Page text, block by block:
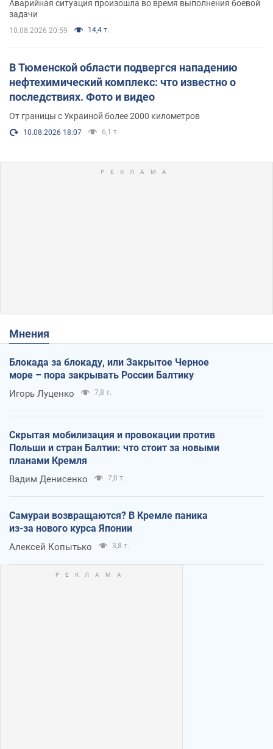
Аварийная ситуация произошла во время выполнения боевой
задачи
10.08.2026 20:59 14,4 т.
В Тюменской области подвергся нападению
нефтехимический комплекс: что известно о
последствиях. Фото и видео
От границы с Украиной более 2000 километров
10.08.2026 18:07 6,1 т.
Мнения
Блокада за блокаду, или Закрытое Черное
море – пора закрывать России Балтику
Игорь Луценко 7,8 т.
Скрытая мобилизация и провокации против
Польши и стран Балтии: что стоит за новыми
планами Кремля
Вадим Денисенко 7,0 т.
Самураи возвращаются? В Кремле паника
из-за нового курса Японии
Алексей Копытько 3,8 т.